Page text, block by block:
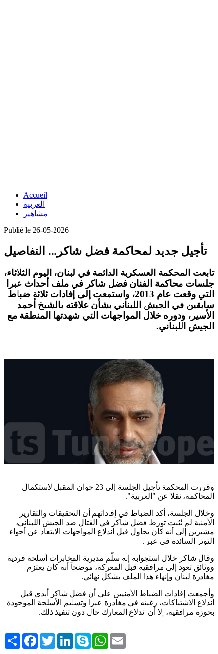
Accueil
العربية
مشاهير
Publié le 26-05-2026
تأجيل جديد لمحاكمة فضل شاكر... التفاصيل
تابعت المحكمة العسكرية الدائمة في لبنان، اليوم الثلاثاء،
جلسات محاكمة الفنان فضل شاكر في ملف أحداث عبرا
التي وقعت عام 2013، واستمعت إلى إفادات ثلاثة ضباط
سابقين في الجيش اللبناني بشأن علاقته بالشيخ أحمد
الأسير، ودوره خلال المواجهات التي شهدتها المنطقة مع
الجيش اللبناني.
وقررت المحكمة تأجيل الجلسة إلى 23 جوان المقبل لاستكمال
المحاكمة، نقلا عن "العربية".
وخلال الجلسة، أكد الضباط في إفاداتهم أن التحقيقات والتقارير
الأمنية لم تُثبت تورط فضل شاكر في القتال ضد الجيش اللبناني،
مشيرين إلى أنه كان يحاول قبل اندلاع المواجهات الابتعاد عن أجواء
التوتر السائدة في عبرا .
وقال شاكر خلال استجوابه إنه سلّم مديرية المخابرات أسلحة فردية
ووثائق تعود إلى مرافقيه قبل المعركة، موضحاً أنه كان يعتزم
مغادرة لبنان وإنهاء هذا الملف بشكل نهائي.
وأجمعت إفادات الضباط الأمنيين على أن فضل شاكر أبدى قبل
اندلاع الاشتباكات، رغبته في مغادرة عبرا وتسليم الأسلحة الموجودة
بحوزة مرافقيه، إلا أن اندلاع المعارك حال دون تنفيذ ذلك.
Share FacebookTwitterLinkedInSkype WhatsApp